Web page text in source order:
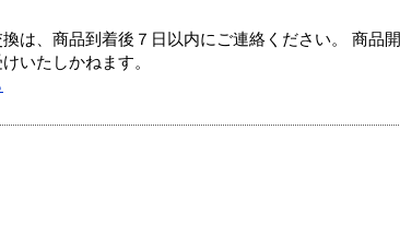
は、商品到着後７日以内にご連絡ください。 商品
いたしかねます。